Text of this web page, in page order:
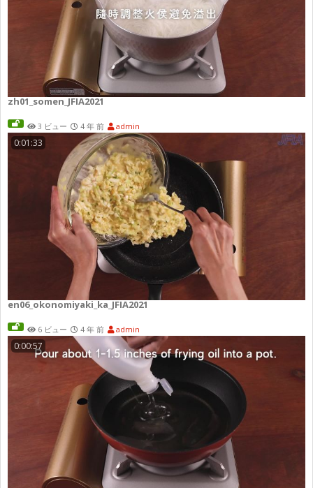
zh01_somen_JFIA2021
3 ビュー 4 年 前 admin
0:01:33
en06_okonomiyaki_ka_JFIA2021
6 ビュー 4 年 前 admin
0:00:57